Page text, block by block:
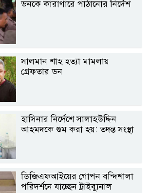
ডনকে কারাগারে পাঠানোর নির্দেশ
সালমান শাহ হত্যা মামলায়
গ্রেফতার ডন
হাসিনার নির্দেশে সালাহউদ্দিন
আহমদকে গুম করা হয়: তদন্ত সংস্থা
ডিজিএফআইয়ের গোপন বন্দিশালা
পরিদর্শনে যাচ্ছেন ট্রাইব্যুনাল